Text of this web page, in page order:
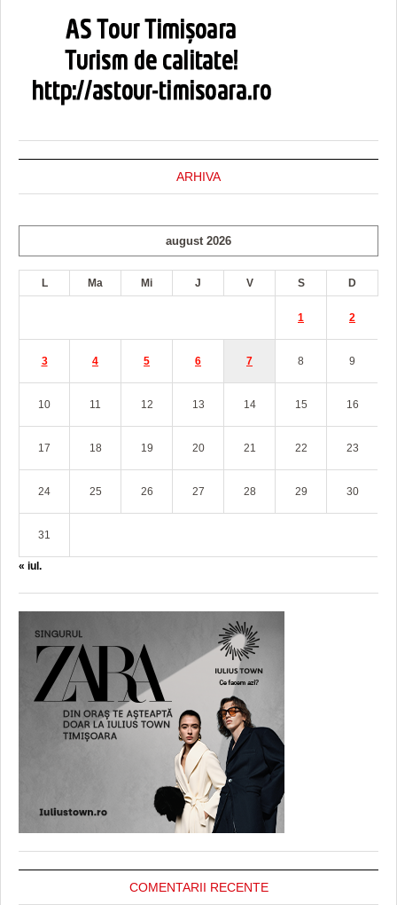
ARHIVA
august 2026
L Ma Mi J V S D
1 2
3 4 5 6 7 8 9
10 11 12 13 14 15 16
17 18 19 20 21 22 23
24 25 26 27 28 29 30
31
« iul.
COMENTARII RECENTE